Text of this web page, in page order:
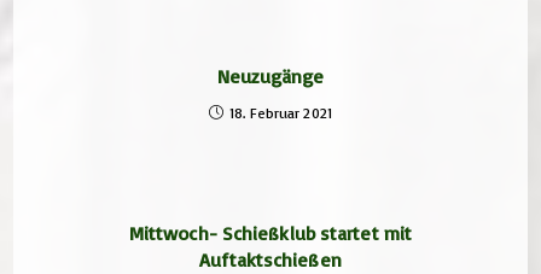
Neuzugänge
18. Februar 2021
Mittwoch- Schießklub startet mit
Auftaktschießen